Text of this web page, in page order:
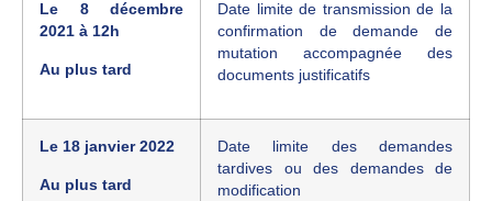
Le 8 décembre
2021 à 12h
Au plus tard
Date limite de transmission de la
confirmation de demande de
mutation accompagnée des
documents justificatifs
Le 18 janvier 2022
Au plus tard
Date limite des demandes
tardives ou des demandes de
modification